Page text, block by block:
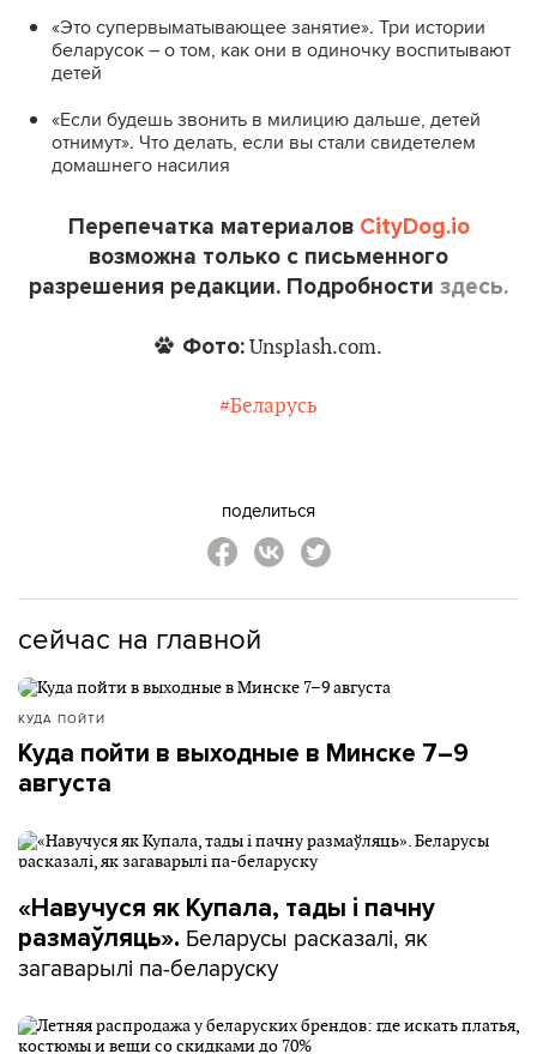
«Это супервыматывающее занятие». Три истории
беларусок – о том, как они в одиночку воспитывают
детей
«Если будешь звонить в милицию дальше, детей
отнимут». Что делать, если вы стали свидетелем
домашнего насилия
Перепечатка материалов CityDog.io
возможна только с письменного
разрешения редакции. Подробности здесь.
Фото: Unsplash.com.
#Беларусь
поделиться
сейчас на главной
КУДА ПОЙТИ
Куда пойти в выходные в Минске 7–9
августа
«Навучуся як Купала, тады і пачну
размаўляць». Беларусы расказалі, як
загаварылі па-беларуску